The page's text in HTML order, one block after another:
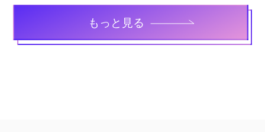
もっと見る